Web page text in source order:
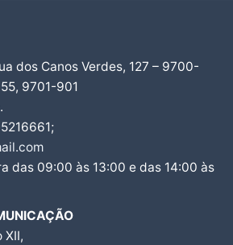
dos Canos Verdes, 127 – 9700-
9701-901
das 09:00 às 13:00 e das 14:00 às
XII,